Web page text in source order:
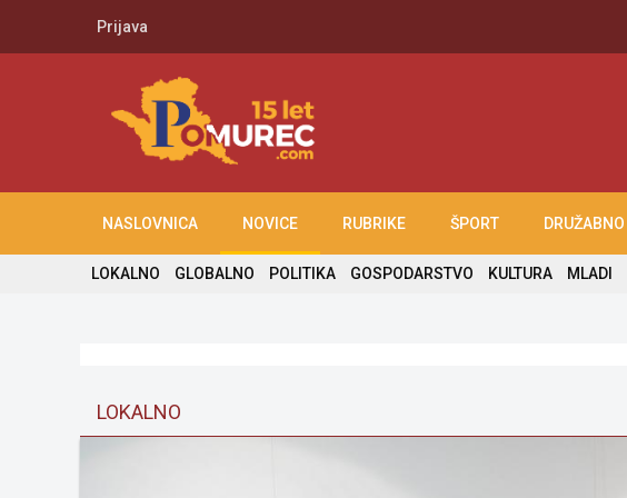
Prijava
NASLOVNICA NOVICE RUBRIKE ŠPORT DRUŽABNO
LOKALNO GLOBALNO POLITIKA GOSPODARSTVO KULTURA MLADI
LOKALNO